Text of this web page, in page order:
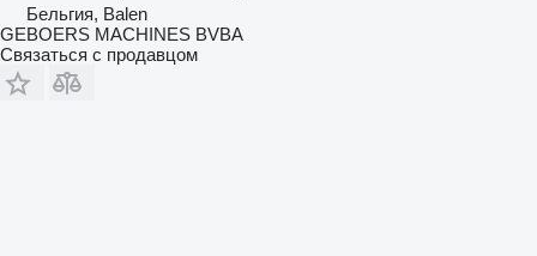
Бельгия, Balen
GEBOERS MACHINES BVBA
Связаться с продавцом